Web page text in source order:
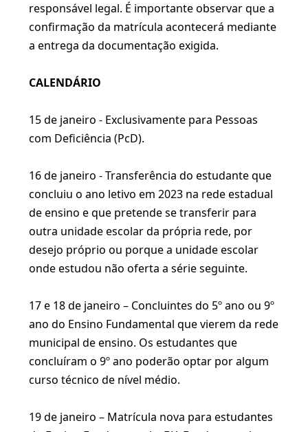
responsável legal. É importante observar que a
confirmação da matrícula acontecerá mediante
a entrega da documentação exigida.
CALENDÁRIO
15 de janeiro - Exclusivamente para Pessoas
com Deficiência (PcD).
16 de janeiro - Transferência do estudante que
concluiu o ano letivo em 2023 na rede estadual
de ensino e que pretende se transferir para
outra unidade escolar da própria rede, por
desejo próprio ou porque a unidade escolar
onde estudou não oferta a série seguinte.
17 e 18 de janeiro – Concluintes do 5º ano ou 9º
ano do Ensino Fundamental que vierem da rede
municipal de ensino. Os estudantes que
concluíram o 9º ano poderão optar por algum
curso técnico de nível médio.
19 de janeiro – Matrícula nova para estudantes